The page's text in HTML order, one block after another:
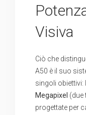
Visiva
Ciò che
A50 è il suo
singoli obiettivi:
Megapixel (due
progettate per